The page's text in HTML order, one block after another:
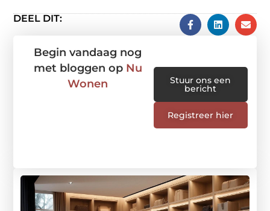
DEEL DIT:
Begin vandaag nog
met bloggen op Nu
Wonen
Stuur ons een
bericht
Registreer hier